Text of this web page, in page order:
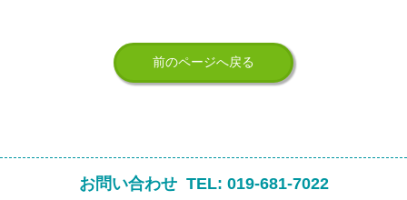
前のページへ戻る
お問い合わせ TEL: 019-681-7022